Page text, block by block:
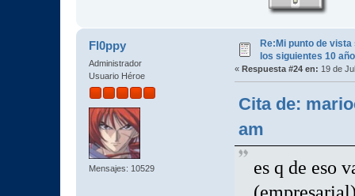
Fl0ppy
Administrador
Usuario Héroe
Mensajes: 10529
Re:Mi punto de
los siguientes 10
« Respuesta #24 en: 19 de
Cita de:
am
es q de eso